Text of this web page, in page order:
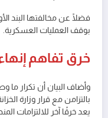
فضلًا عن مخالفتها البند
بوقف العمليات العسكرية.
خرق تفاهم
وأضاف البيان أن تكرار ما
بالتزامن مع قرار وزارة
يعد خرقًا آخر للالتزامات